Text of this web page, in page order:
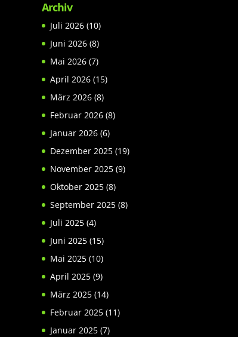
Archiv
Juli 2026(10)
Juni 2026(8)
Mai 2026(7)
April 2026(15)
März 2026(8)
Februar 2026(8)
Januar 2026(6)
Dezember 2025(19)
November 2025(9)
Oktober 2025(8)
September 2025(8)
Juli 2025(4)
Juni 2025(15)
Mai 2025(10)
April 2025(9)
März 2025(14)
Februar 2025(11)
Januar 2025(7)